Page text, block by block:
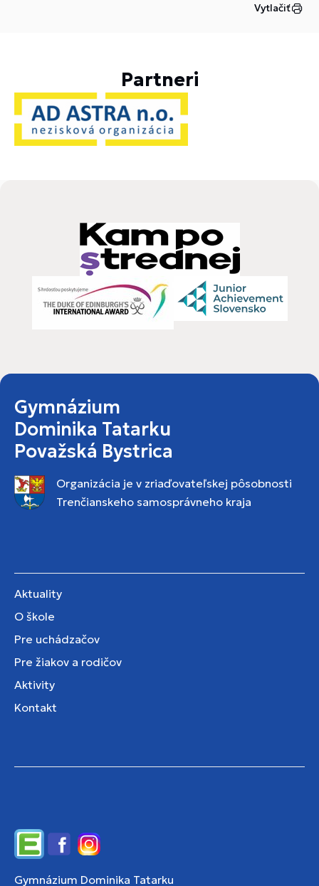
Vytlačiť
Partneri
Gymnázium
Dominika Tatarku
Považská Bystrica
Organizácia je v zriaďovateľskej pôsobnosti
Trenčianskeho samosprávneho kraja
Aktuality
O škole
Pre uchádzačov
Pre žiakov a rodičov
Aktivity
Kontakt
EdupageFacebookInstagram
Gymnázium Dominika Tatarku